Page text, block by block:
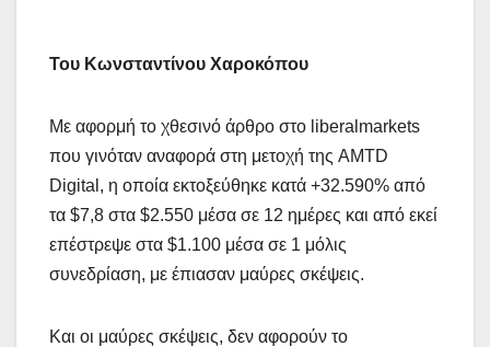
Του Κωνσταντίνου Χαροκόπου
Με αφορμή το χθεσινό άρθρο στο liberalmarkets
που γινόταν αναφορά στη μετοχή της AMTD
Digital, η οποία εκτοξεύθηκε κατά +32.590% από
τα $7,8 στα $2.550 μέσα σε 12 ημέρες και από εκεί
επέστρεψε στα $1.100 μέσα σε 1 μόλις
συνεδρίαση, με έπιασαν μαύρες σκέψεις.
Και οι μαύρες σκέψεις, δεν αφορούν το